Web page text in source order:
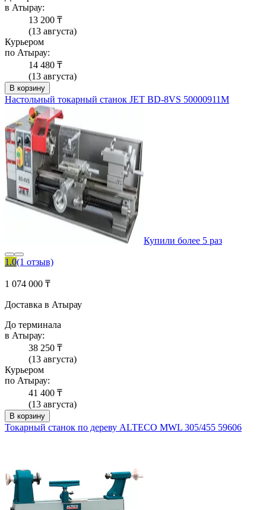
в Атырау:
13 200 ₸
(13 августа)
Курьером
по Атырау:
14 480 ₸
(13 августа)
В корзину
Настольный токарный станок JET BD-8VS 50000911M
Купили более 5 раз
1.0(1 отзыв)
1 074 000 ₸
Доставка в Атырау
До терминала
в Атырау:
38 250 ₸
(13 августа)
Курьером
по Атырау:
41 400 ₸
(13 августа)
В корзину
Токарный станок по дереву ALTECO MWL 305/455 59606